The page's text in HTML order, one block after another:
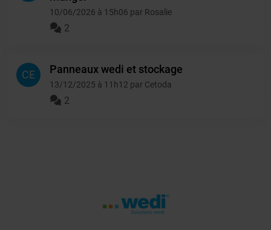
10/06/2026 à 15h06 par Rosalie
2
CE Panneaux wedi et stockage
13/12/2025 à 11h12 par Cetoda
2